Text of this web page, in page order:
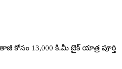
కోసం 13,000 కి.మీ బైక్ యాత్ర పూర్తి